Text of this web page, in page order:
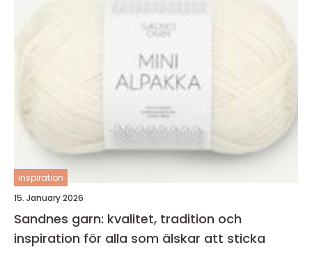
inspiration
15. January 2026
Sandnes garn: kvalitet, tradition och
inspiration för alla som älskar att sticka